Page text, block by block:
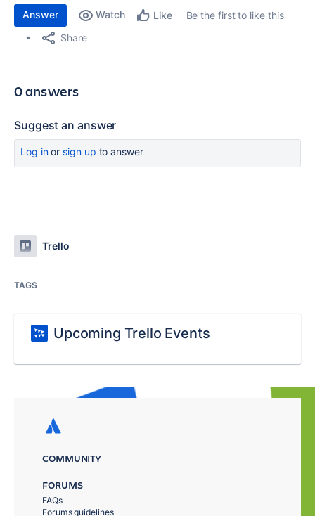
Answer Watch Like
Be the first to like this
Share
0 answers
Suggest an answer
Log inor sign up to answer
Trello
TAGS
Upcoming Trello Events
COMMUNITY
FORUMS
FAQs
Forums guidelines